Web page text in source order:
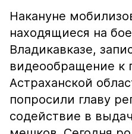
Накануне
находящиеся на
Владикавказе,
видеообращение к
Астраханской
попросили главу
содействие в